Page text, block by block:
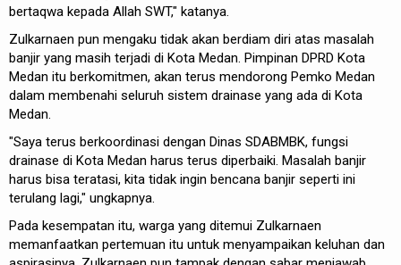
bertaqwa kepada Allah SWT," katanya.
Zulkarnaen pun mengaku tidak akan berdiam diri atas masalah
banjir yang masih terjadi di Kota Medan. Pimpinan DPRD Kota
Medan itu berkomitmen, akan terus mendorong Pemko Medan
dalam membenahi seluruh sistem drainase yang ada di Kota
Medan.
"Saya terus berkoordinasi dengan Dinas SDABMBK, fungsi
drainase di Kota Medan harus terus diperbaiki. Masalah banjir
harus bisa teratasi, kita tidak ingin bencana banjir seperti ini
terulang lagi," ungkapnya.
Pada kesempatan itu, warga yang ditemui Zulkarnaen
memanfaatkan pertemuan itu untuk menyampaikan keluhan dan